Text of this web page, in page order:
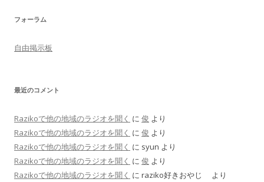
フォーラム
自由掲示板
最近のコメント
Razikoで他の地域のラジオを聞く に 俊 より
Razikoで他の地域のラジオを聞く に 俊 より
Razikoで他の地域のラジオを聞く に syun より
Razikoで他の地域のラジオを聞く に 俊 より
Razikoで他の地域のラジオを聞く に raziko好きおやじ より